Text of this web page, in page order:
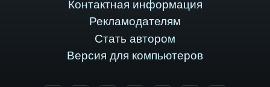
Контактная информация
Рекламодателям
Стать автором
Версия для компьютеров